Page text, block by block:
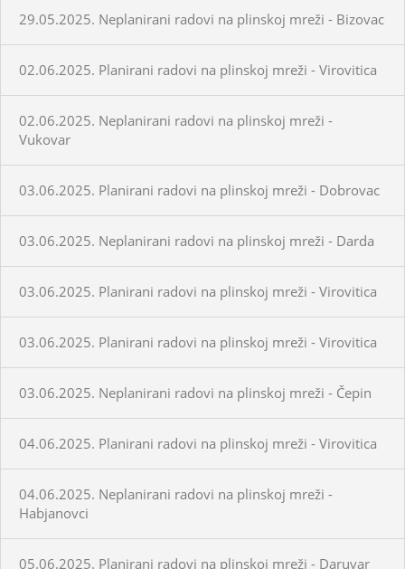
29.05.2025. Neplanirani radovi na plinskoj mreži - Bizovac
02.06.2025. Planirani radovi na plinskoj mreži - Virovitica
02.06.2025. Neplanirani radovi na plinskoj mreži -
Vukovar
03.06.2025. Planirani radovi na plinskoj mreži - Dobrovac
03.06.2025. Neplanirani radovi na plinskoj mreži - Darda
03.06.2025. Planirani radovi na plinskoj mreži - Virovitica
03.06.2025. Planirani radovi na plinskoj mreži - Virovitica
03.06.2025. Neplanirani radovi na plinskoj mreži - Čepin
04.06.2025. Planirani radovi na plinskoj mreži - Virovitica
04.06.2025. Neplanirani radovi na plinskoj mreži -
Habjanovci
05.06.2025. Planirani radovi na plinskoj mreži - Daruvar